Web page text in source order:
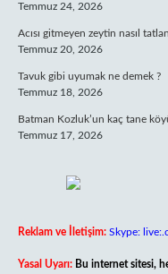
Temmuz 24, 2026
Acısı gitmeyen zeytin nasıl
Temmuz 20, 2026
Tavuk gibi uyumak ne demek ?
Temmuz 18, 2026
Batman Kozluk’un kaç tane
Temmuz 17, 2026
Reklam ve İletişim: Skype:
Yasal Uyarı: Bu internet sitesi,